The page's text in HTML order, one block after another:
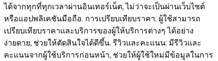
ได้จากทุกที่ทุกเวลาผ่านอินเทอร์เน็ต, ไม่ว่าจะเป็นผ่านเว็บไซต์
หรือแอปพลิเคชันมือถือ. การเปรียบเทียบราคา: ผู้ใช้สามารถ
เปรียบเทียบราคาและบริการของผู้ให้บริการต่างๆ ได้อย่าง
ง่ายดาย, ช่วยให้ตัดสินใจได้ดีขึ้น. รีวิวและคะแนน: มีรีวิวและ
คะแนนจากผู้ใช้บริการก่อนหน้า, ช่วยให้ผู้ใช้ใหม่มีข้อมูลในการ